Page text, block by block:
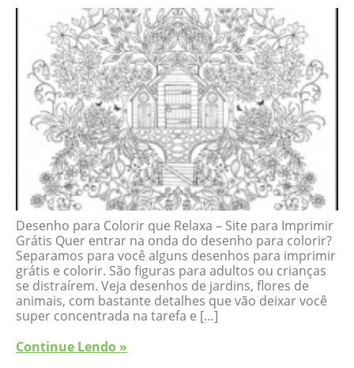
Desenho para Colorir que Relaxa – Site para Imprimir
Grátis Quer entrar na onda do desenho para colorir?
Separamos para você alguns desenhos para imprimir
grátis e colorir. São figuras para adultos ou crianças
se distraírem. Veja desenhos de jardins, flores de
animais, com bastante detalhes que vão deixar você
super concentrada na tarefa e […]
Continue Lendo »